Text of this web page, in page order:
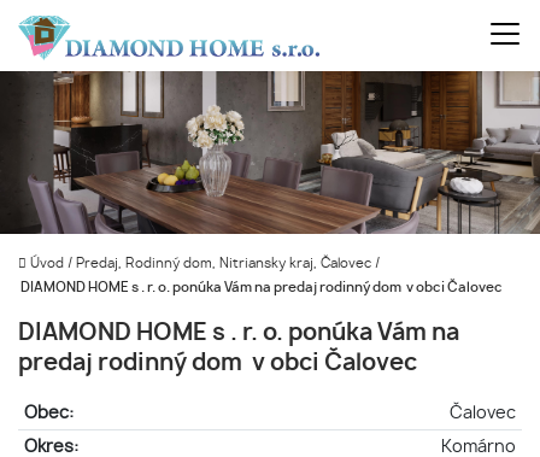
Úvod / Predaj, Rodinný dom, Nitriansky kraj, Čalovec /
DIAMOND HOME s . r. o. ponúka Vám na predaj rodinný dom v obci Čalovec
DIAMOND HOME s . r. o. ponúka Vám na
predaj rodinný dom v obci Čalovec
Obec:
Čalovec
Okres:
Komárno